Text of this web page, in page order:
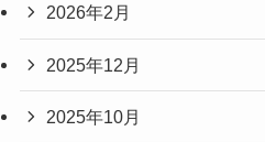
2026年2月
2025年12月
2025年10月